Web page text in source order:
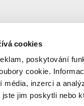
cookies
poskytování
cookie.
inzerci a
jim poskytli nebo